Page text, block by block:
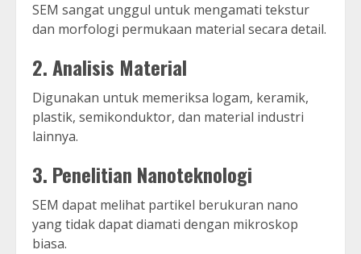
SEM sangat unggul untuk mengamati tekstur
dan morfologi permukaan material secara detail.
2. Analisis Material
Digunakan untuk memeriksa logam, keramik,
plastik, semikonduktor, dan material industri
lainnya.
3. Penelitian Nanoteknologi
SEM dapat melihat partikel berukuran nano
yang tidak dapat diamati dengan mikroskop
biasa.